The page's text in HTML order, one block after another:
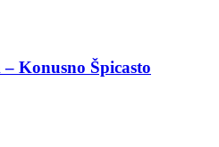
Konusno Špicasto